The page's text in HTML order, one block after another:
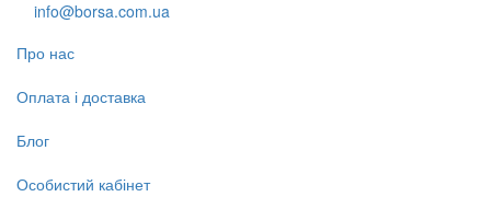
info@borsa.com.ua
Про нас
Оплата і доставка
Блог
Особистий кабінет